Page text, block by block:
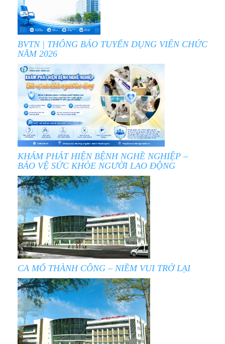
BVTN | THÔNG BÁO TUYỂN DỤNG VIÊN CHỨC
NĂM 2026
KHÁM PHÁT HIỆN BỆNH NGHỀ NGHIỆP –
BẢO VỆ SỨC KHỎE NGƯỜI LAO ĐỘNG
CA MỔ THÀNH CÔNG – NIỀM VUI TRỞ LẠI